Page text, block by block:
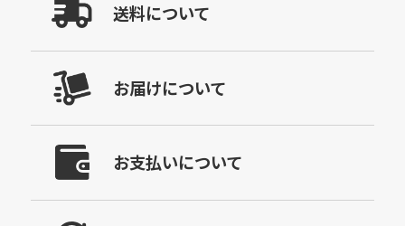
送料について
お届けについて
お支払いについて